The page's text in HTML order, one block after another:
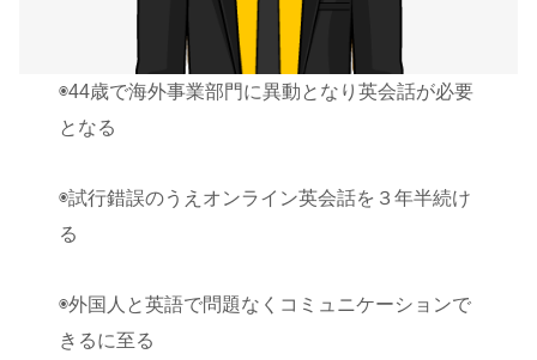
◉44歳で海外事業部門に異動となり英会話が必要
となる
◉試行錯誤のうえオンライン英会話を３年半続け
る
◉外国人と英語で問題なくコミュニケーションで
きるに至る